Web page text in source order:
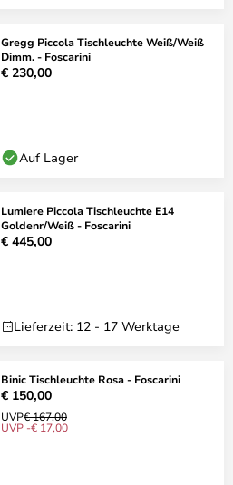
Gregg Piccola Tischleuchte Weiß/Weiß
Dimm. - Foscarini
€ 230,00
Auf Lager
Lumiere Piccola Tischleuchte E14
Goldenr/Weiß - Foscarini
€ 445,00
Lieferzeit: 12 - 17 Werktage
Binic Tischleuchte Rosa - Foscarini
€ 150,00
UVP€ 167,00
UVP -€ 17,00